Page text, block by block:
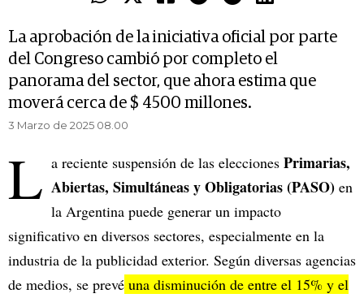
La aprobación de la iniciativa oficial por parte
del Congreso cambió por completo el
panorama del sector, que ahora estima que
moverá cerca de $ 4500 millones.
3 Marzo de 2025 08.00
L a reciente suspensión de las elecciones Primarias,
Abiertas, Simultáneas y Obligatorias (PASO) en
la Argentina puede generar un impacto
significativo en diversos sectores, especialmente en la
industria de la publicidad exterior. Según diversas agencias
de medios, se prevé una disminución de entre el 15% y el